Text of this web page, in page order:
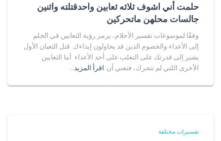
حلمت أني اشوف ثلاثه ثعابين واحدقتلته واثنين
جالسات محلهن ماتحركين
وفقًا لموسوعات تفسير الأحلام، يرمز رؤية الثعابين في الحلم
إلى الأعداء والخصوم الذين قد يحاولون إيذاءك. قتل الثعبان الأول
يشير إلى قدرتك على التغلب على أحد الأعداء. أما الثعابين
الأخرى اللتي لم تتحرك، فتعني أن اقرأ المزيد…
تفسيرات مختلفة